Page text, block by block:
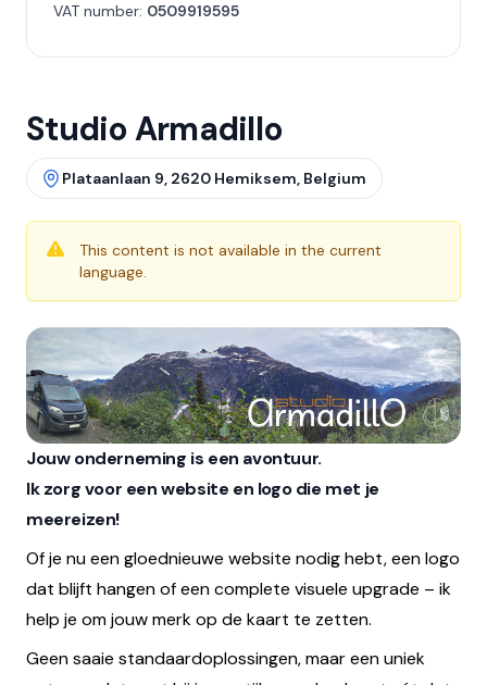
VAT number: 0509919595
Studio Armadillo
Plataanlaan 9, 2620 Hemiksem, Belgium
This content is not available in the current
language.
Jouw onderneming is een avontuur.
Ik zorg voor een website en logo die met je
meereizen!
Of je nu een gloednieuwe website nodig hebt, een logo
dat blijft hangen of een complete visuele upgrade – ik
help je om jouw merk op de kaart te zetten.
Geen saaie standaardoplossingen, maar een uniek